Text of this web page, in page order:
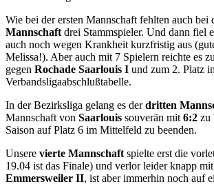
Wie bei der ersten Mannschaft fehlten auch bei
Mannschaft drei Stammspieler. Und dann fiel
auch noch wegen Krankheit kurzfristig aus
Melissa!). Aber auch mit 7 Spielern reichte es
gegen Rochade Saarlouis I und zum 2. Platz
Verbandsligaabschlußtabelle.
In der Bezirksliga gelang es derdritten
Mannschaft von Saarlouis souverän mit 6:2 zu
Saison auf Platz 6 im Mittelfeld zu beenden.
Unsere vierte Mannschaft spielte erst die
19.04 ist das Finale) und verlor leider knapp mit
Emmersweiler II, ist aber immerhin noch auf